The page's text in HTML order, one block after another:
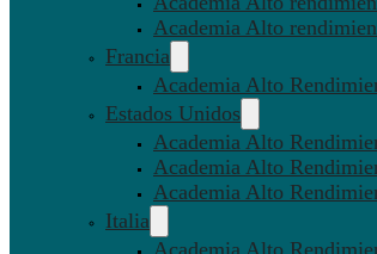
Academia Alto
Francia
Academia Alto
Estados Unidos
Academia Alto
Academia Alto
Academia Alto
Italia
Academia Alto